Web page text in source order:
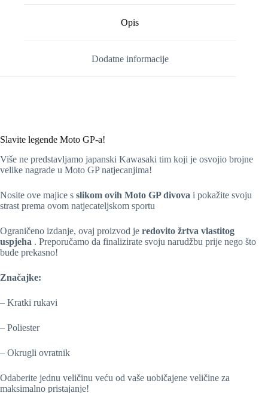
Opis
Dodatne informacije
Slavite legende Moto GP-a!
Više ne predstavljamo japanski Kawasaki tim koji je osvojio brojne
velike nagrade u Moto GP natjecanjima!
Nosite ove majice s slikom ovih Moto GP divova i pokažite svoju
strast prema ovom natjecateljskom sportu
Ograničeno izdanje, ovaj proizvod je redovito žrtva vlastitog
uspjeha . Preporučamo da finalizirate svoju narudžbu prije nego što
bude prekasno!
Značajke:
– Kratki rukavi
– Poliester
– Okrugli ovratnik
Odaberite jednu veličinu veću od vaše uobičajene veličine za
maksimalno pristajanje!